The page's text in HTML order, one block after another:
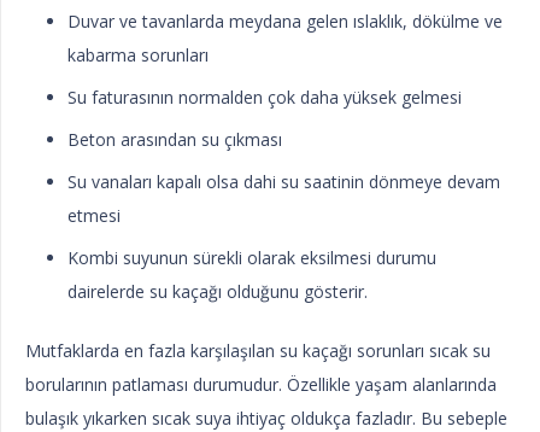
Duvar ve tavanlarda meydana gelen ıslaklık, dökülme ve
kabarma sorunları
Su faturasının normalden çok daha yüksek gelmesi
Beton arasından su çıkması
Su vanaları kapalı olsa dahi su saatinin dönmeye devam
etmesi
Kombi suyunun sürekli olarak eksilmesi durumu
dairelerde su kaçağı olduğunu gösterir.
Mutfaklarda en fazla karşılaşılan su kaçağı sorunları sıcak su
borularının patlaması durumudur. Özellikle yaşam alanlarında
bulaşık yıkarken sıcak suya ihtiyaç oldukça fazladır. Bu sebeple